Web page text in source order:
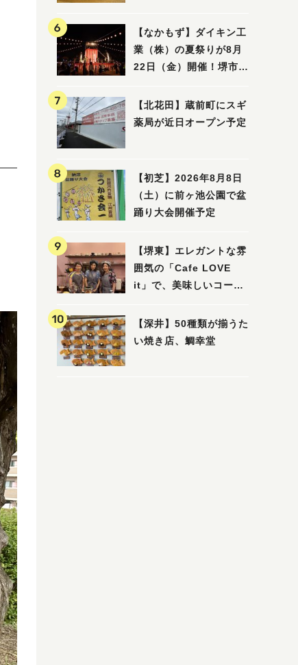
【なかもず】ダイキン工
業（株）の夏祭りが8月
22日（金）開催！堺市北
納涼祭
【北花田】蔵前町にスギ
薬局が近日オープン予定
【初芝】2026年8月8日
（土）に前ヶ池公園で盆
踊り大会開催予定
【堺東】エレガントな雰
囲気の「Cafe LOVE
it」で、美味しいコーヒ
【深井】50種類が揃うた
い焼き店、鯛幸堂